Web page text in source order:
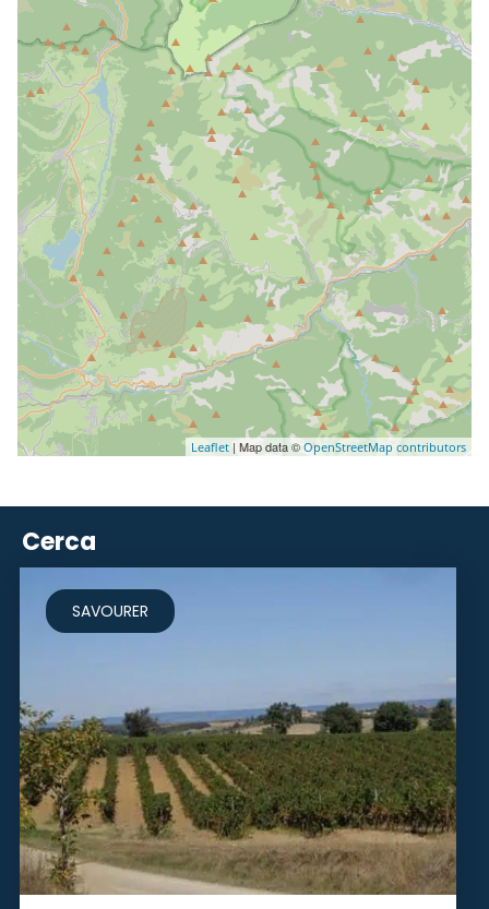
Leaflet | Map data © OpenStreetMap contributors
Cerca
SAVOURER